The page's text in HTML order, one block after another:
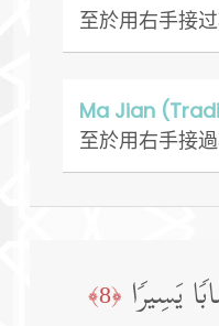
至於用右手接过
Ma Jian
至於用右手接過
یَسِیرࣰا ﴿8﴾